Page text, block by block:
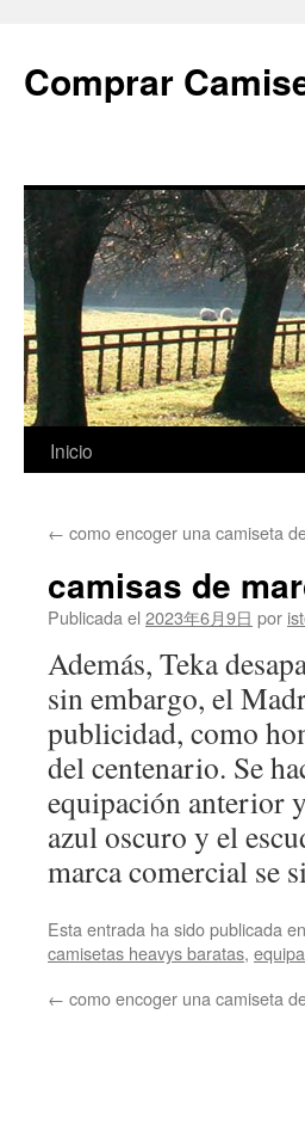
Comprar
Saltar
contenido
Inicio
← como encoger una camiseta
camisas de
Publicada el 2023年6月9日 por
Además, Teka
sin embargo, el
publicidad, como
del centenario. Se
equipación anterior
azul oscuro y el
marca comercial se
Esta entrada ha sido publicada en
camisetas heavys baratas,
← como encoger una camiseta